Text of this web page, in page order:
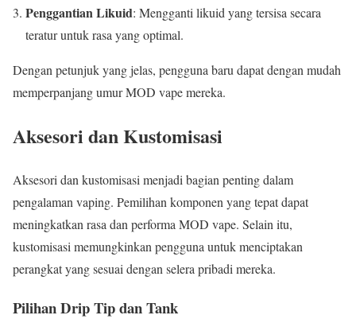
Penggantian Likuid: Mengganti likuid yang tersisa secara
teratur untuk rasa yang optimal.
Dengan petunjuk yang jelas, pengguna baru dapat dengan mudah
memperpanjang umur MOD vape mereka.
Aksesori dan Kustomisasi
Aksesori dan kustomisasi menjadi bagian penting dalam
pengalaman vaping. Pemilihan komponen yang tepat dapat
meningkatkan rasa dan performa MOD vape. Selain itu,
kustomisasi memungkinkan pengguna untuk menciptakan
perangkat yang sesuai dengan selera pribadi mereka.
Pilihan Drip Tip dan Tank